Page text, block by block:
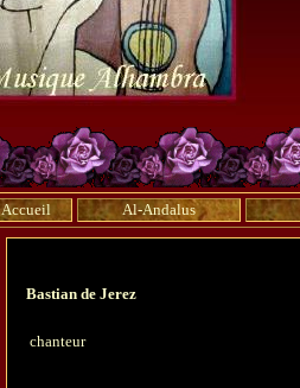
Accueil Al-Andalus
Bastian de Jerez
chanteur